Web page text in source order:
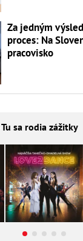
Za jedným
proces: Na
pracovisko
Tu sa rodia zážitky